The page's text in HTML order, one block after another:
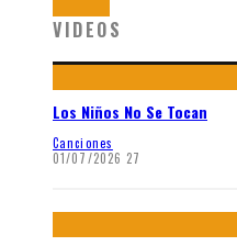
VIDEOS
Los Niños No Se Tocan
Canciones
01/07/2026 27